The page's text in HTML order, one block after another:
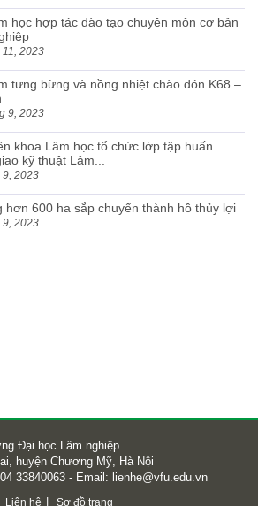
học hợp tác đào tạo chuyên môn cơ bản
11, 2023
tưng bừng và nồng nhiệt chào đón K68 –
9, 2023
khoa Lâm học tổ chức lớp tập huấn
kỹ thuật Lâm...
9, 2023
hơn 600 ha sắp chuyển thành hồ thủy lợi
9, 2023
Đại học Lâm nghiệp.
huyện Chương Mỹ, Hà Nội
33840063 - Email: lienhe@vfu.edu.vn
Liên hệ Sơ đồ trang